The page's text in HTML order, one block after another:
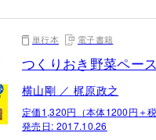
単行本 電子書籍
つくりおき野菜ペー
横山剛 ／ 梶原政之
定価1,320円（本体1200円＋税
発売日: 2017.10.26